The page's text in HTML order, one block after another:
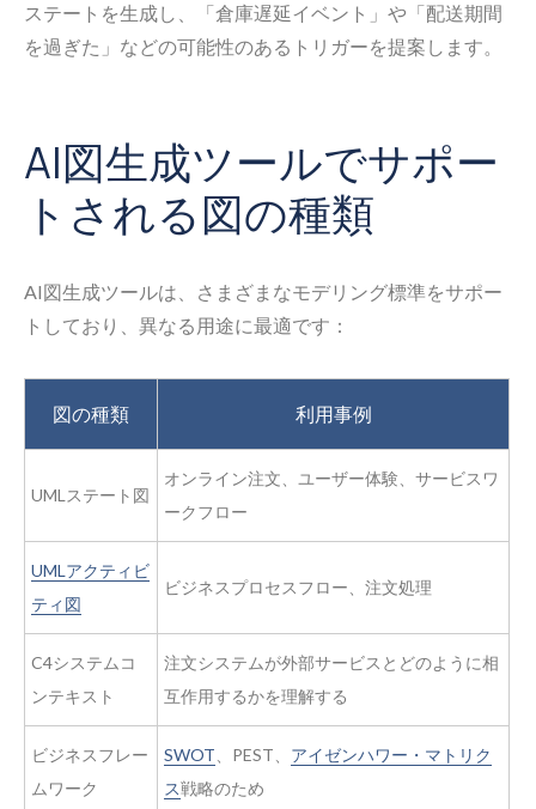
ステートを生成し、「倉庫遅延イベント」や「配送期間
を過ぎた」などの可能性のあるトリガーを提案します。
AI図生成ツールでサポー
トされる図の種類
AI図生成ツールは、さまざまなモデリング標準をサポー
トしており、異なる用途に最適です：
図の種類 利用事例
UMLステート図
オンライン注文、ユーザー体験、サービスワ
ークフロー
UMLアクティビ
ティ図
ビジネスプロセスフロー、注文処理
C4システムコ
ンテキスト
注文システムが外部サービスとどのように相
互作用するかを理解する
ビジネスフレー
ムワーク
SWOT 、PEST、 アイゼンハワー・マトリク
ス戦略のため